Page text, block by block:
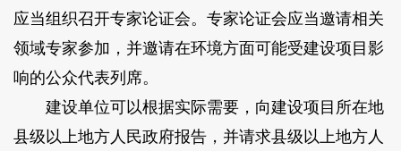
应当组织召开专家论证会。专家论证会应当邀请相关
领域专家参加，并邀请在环境方面可能受建设项目影
响的公众代表列席。
建设单位可以根据实际需要，向建设项目所在地
县级以上地方人民政府报告，并请求县级以上地方人